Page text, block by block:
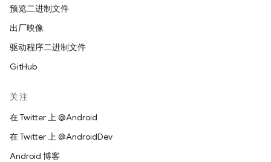
预览二进制文件
出厂映像
驱动程序二进制文件
GitHub
关注
在 Twitter 上 @Android
在 Twitter 上 @AndroidDev
Android 博客